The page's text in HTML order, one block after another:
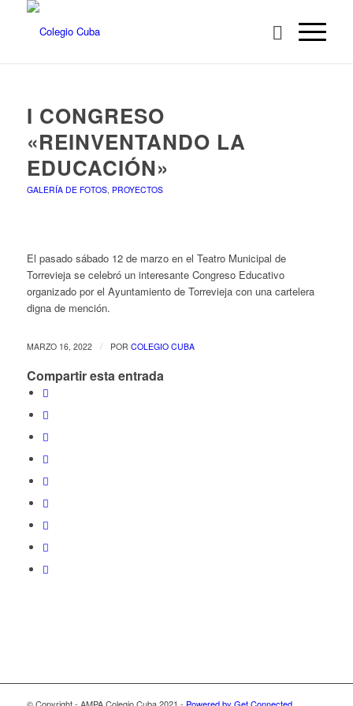
I CONGRESO
«REINVENTANDO LA
EDUCACIÓN»
GALERÍA DE FOTOS, PROYECTOS
El pasado sábado 12 de marzo en el Teatro Municipal de
Torrevieja se celebró un interesante Congreso Educativo
organizado por el Ayuntamiento de Torrevieja con una cartelera
digna de mención.
MARZO 16, 2022 / POR COLEGIO CUBA
Compartir esta entrada